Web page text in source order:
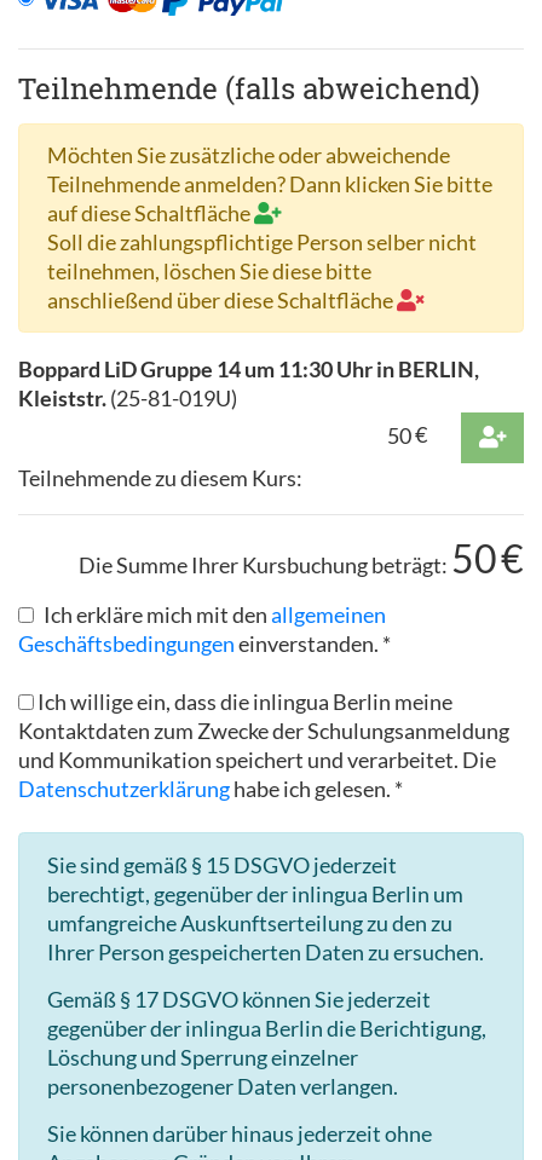
Teilnehmende (falls abweichend)
Möchten Sie zusätzliche oder abweichende
Teilnehmende anmelden? Dann klicken Sie bitte
auf diese Schaltfläche
Soll die zahlungspflichtige Person selber nicht
teilnehmen, löschen Sie diese bitte
anschließend über diese Schaltfläche
Boppard LiD Gruppe 14 um 11:30 Uhr in BERLIN,
Kleiststr.(25-81-019U)
50€
Teilnehmende zu diesem Kurs:
Die Summe Ihrer Kursbuchung beträgt: 50€
Ich erkläre mich mit denallgemeinen
Geschäftsbedingungeneinverstanden. *
Ich willige ein, dass die inlingua Berlin meine
Kontaktdaten zum Zwecke der Schulungsanmeldung
und Kommunikation speichert und verarbeitet. Die
Datenschutzerklärunghabe ich gelesen. *
Sie sind gemäß § 15 DSGVO jederzeit
berechtigt, gegenüber der inlingua Berlin um
umfangreiche Auskunftserteilung zu den zu
Ihrer Person gespeicherten Daten zu ersuchen.
Gemäß § 17 DSGVO können Sie jederzeit
gegenüber der inlingua Berlin die Berichtigung,
Löschung und Sperrung einzelner
personenbezogener Daten verlangen.
Sie können darüber hinaus jederzeit ohne